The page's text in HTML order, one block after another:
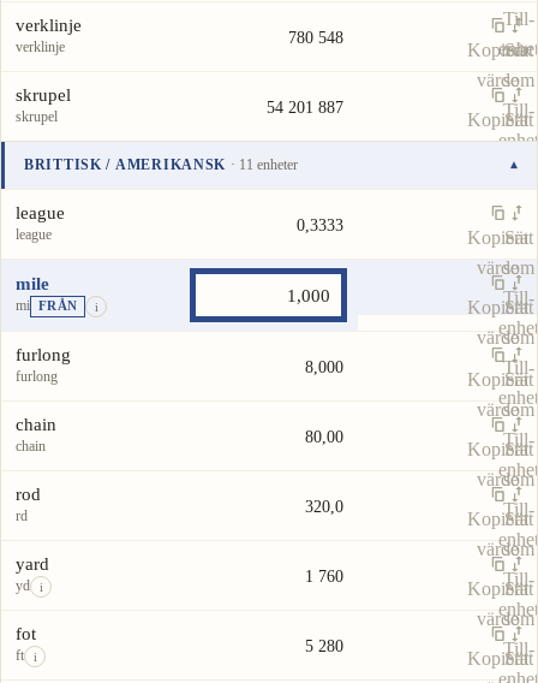
Till-
enhet
verklinje
verklinje 780 548
Kopiera
värde
Sätt
som
Till-
enhet
skrupel
skrupel 54 201 887
Kopiera
Sätt
enhet
BRITTISK / AMERIKANSK · 11 enheter ▾
Enhet
league
league 0,3333
Kopiera
värde
Sätt
som
Till-
enhet
mile
mi FRÅN i
Kopiera
värde
Sätt
som
Till-
enhet
furlong
furlong 8,000
Kopiera
värde
Sätt
som
Till-
enhet
chain
chain 80,00
Kopiera
värde
Sätt
som
Till-
enhet
rod
rd 320,0
Kopiera
värde
Sätt
som
Till-
enhet
yard
yd i
1 760
Kopiera
värde
Sätt
som
Till-
enhet
fot
ft i
5 280
Kopiera
Sätt